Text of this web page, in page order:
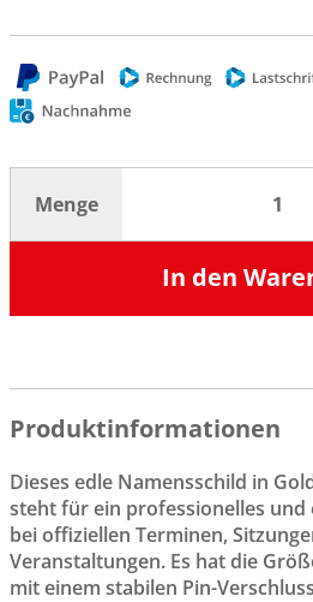
Menge
In den
Produktinformationen
Dieses edle Namensschild in
steht für ein professionelles
bei offiziellen Terminen,
Veranstaltungen. Es hat die
mit einem stabilen Pin-